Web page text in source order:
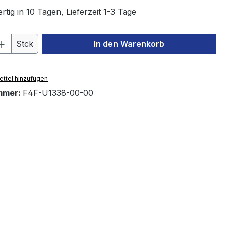
in 10 Tagen, Lieferzeit 1-3 Tage
Anzahl: Gib den gewünschten Wert
Stck In den Warenkorb
hinzufügen
F4F-U1338-00-00